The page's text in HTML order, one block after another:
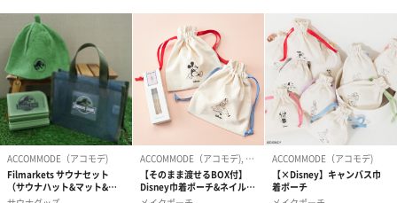
OR オレンジ
BL ライトブルー
商品詳細情報